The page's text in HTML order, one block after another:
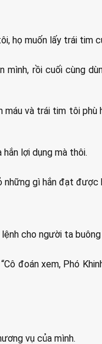
họ muốn lấy trái tim
mình, rồi cuối cùng
và trái tim tôi phù
lợi dụng mà thôi.
gì hắn đạt được
cho người ta
đoán xem, Phó
vụ của mình.